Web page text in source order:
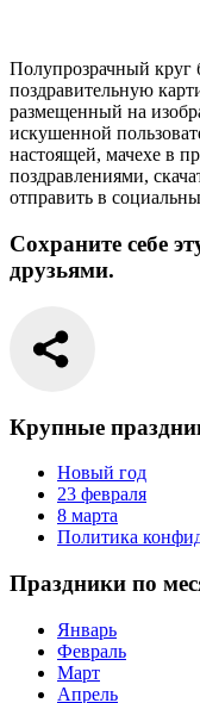
Полупрозрачный круг
поздравительную
размещенный на
искушенной
настоящей, мачехе в
поздравлениями,
отправить в
Сохраните себе
друзьями.
Крупные
Новый год
23 февраля
8 марта
Политика
Праздники по
Январь
Февраль
Март
Апрель